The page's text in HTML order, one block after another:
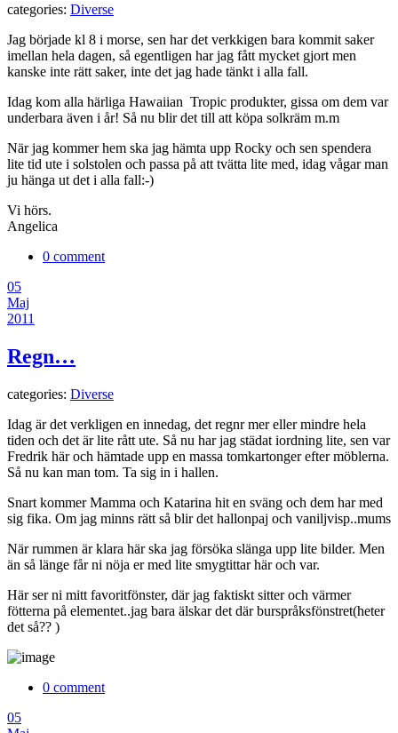
categories: Diverse
Jag började kl 8 i morse, sen har det verkkigen bara kommit saker
imellan hela dagen, så egentligen har jag fått mycket gjort men
kanske inte rätt saker, inte det jag hade tänkt i alla fall.
Idag kom alla härliga Hawaiian Tropic produkter, gissa om dem var
underbara även i år! Så nu blir det till att köpa solkräm m.m
När jag kommer hem ska jag hämta upp Rocky och sen spendera
lite tid ute i solstolen och passa på att tvätta lite med, idag vågar man
ju hänga ut det i alla fall:-)
Vi hörs.
Angelica
0 comment
05
Maj
2011
Regn…
categories: Diverse
Idag är det verkligen en innedag, det regnr mer eller mindre hela
tiden och det är lite rått ute. Så nu har jag städat iordning lite, sen var
Fredrik här och hämtade upp en massa tomkartonger efter möblerna.
Så nu kan man tom. Ta sig in i hallen.
Snart kommer Mamma och Katarina hit en sväng och dem har med
sig fika. Om jag minns rätt så blir det hallonpaj och vaniljvisp..mums
När rummen är klara här ska jag försöka slänga upp lite bilder. Men
än så länge får ni nöja er med lite smygtittar här och var.
Här ser ni mitt favoritfönster, där jag faktiskt sitter och värmer
fötterna på elementet..jag bara älskar det där burspråksfönstret(heter
det så?? )
0 comment
05